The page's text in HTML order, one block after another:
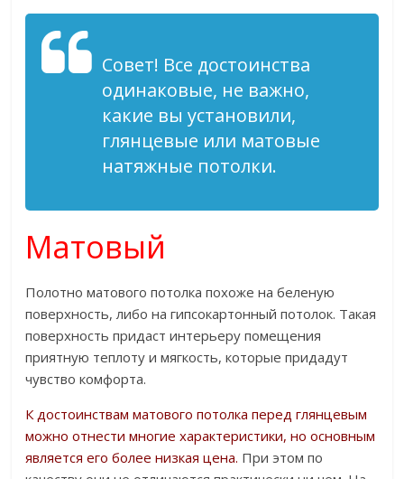
Совет! Все достоинства
одинаковые, не важно,
какие вы установили,
глянцевые или матовые
натяжные потолки.
Матовый
Полотно матового потолка похоже на беленую
поверхность, либо на гипсокартонный потолок. Такая
поверхность придаст интерьеру помещения
приятную теплоту и мягкость, которые придадут
чувство комфорта.
К достоинствам матового потолка перед глянцевым
можно отнести многие характеристики, но основным
является его более низкая цена. При этом по